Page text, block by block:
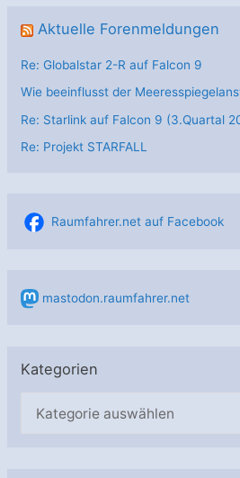
Aktuelle Forenmeldungen
Re: Globalstar 2-R auf Falcon 9
Wie beeinflusst der
Re: Starlink auf Falcon 9 (3.Quartal
Re: Projekt STARFALL
Raumfahrer.net auf Facebook
mastodon.raumfahrer.net
Kategorien